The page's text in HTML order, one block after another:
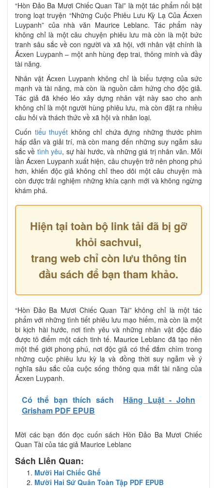
“Hòn Đảo Ba Mươi Chiếc Quan Tài” là một tác phẩm nổi bật
trong loạt truyện “Những Cuộc Phiêu Lưu Kỳ Lạ Của Ácxen
Luypanh” của nhà văn Maurice Leblanc. Tác phẩm này
không chỉ là một câu chuyện phiêu lưu mà còn là một bức
tranh sâu sắc về con người và xã hội, với nhân vật chính là
Ácxen Luypanh – một anh hùng đẹp trai, thông minh và đầy
tài năng.
Nhân vật Ácxen Luypanh không chỉ là biểu tượng của sức
mạnh và tài năng, mà còn là nguồn cảm hứng cho độc giả.
Tác giả đã khéo léo xây dựng nhân vật này sao cho anh
không chỉ là một người hùng phiêu lưu, mà còn đặt ra nhiều
câu hỏi và thách thức về xã hội và nhân loại.
Cuốn tiểu thuyết không chỉ chứa đựng những thước phim
hấp dẫn và giải trí, mà còn mang đến những suy ngẫm sâu
sắc về tình yêu, sự hài hước, và những giá trị nhân văn. Mỗi
lần Ácxen Luypanh xuất hiện, câu chuyện trở nên phong phú
hơn, khiến độc giả không chỉ theo dõi một câu chuyện mà
còn được trải nghiệm những khía cạnh mới và không ngừng
khám phá.
Hiện tại toàn bộ link tải đã bị gỡ
khỏi sachvui,
trang web chỉ còn lưu thông tin
đầu sách để bạn tham khảo.
“Hòn Đảo Ba Mươi Chiếc Quan Tài” không chỉ là một tác
phẩm với những tình tiết phiêu lưu mạo hiểm, mà còn là một
bi kịch hài hước, nơi tình yêu và những nhân vật độc đáo
được tô điểm một cách tinh tế. Maurice Leblanc đã tạo nên
một thế giới phong phú, nơi độc giả có thể đắm chìm trong
những cuộc phiêu lưu kỳ lạ và đồng thời suy ngẫm về ý
nghĩa sâu sắc của cuộc sống thông qua mắt tài năng của
Ácxen Luypanh.
Có thể bạn thích sách
Hãng Luật - John
Grisham PDF EPUB
Mời các bạn đón đọc cuốn sách Hòn Đảo Ba Mươi Chiếc
Quan Tài của tác giả Maurice Leblanc
Sách Liên Quan:
Mười Hai Chiếc Ghế
Mười Hai Sứ Quân Toàn Tập PDF EPUB